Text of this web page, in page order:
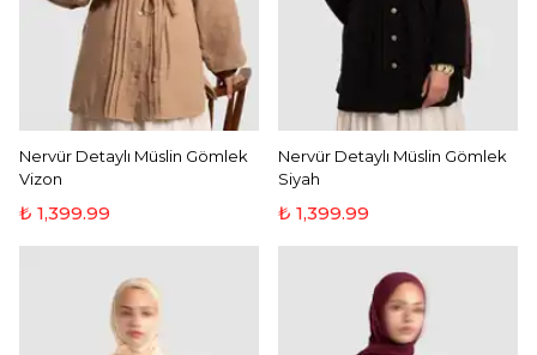
Nervür Detaylı Müslin Gömlek
Vizon
₺ 1,399.99
Nervür Detaylı Müslin Gömlek
Siyah
₺ 1,399.99